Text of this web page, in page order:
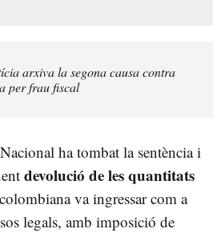
arxiva la segona causa contra
per frau fiscal
ha tombat la sentència i
devolució de les quantitats
va ingressar com a
legals, amb imposició de